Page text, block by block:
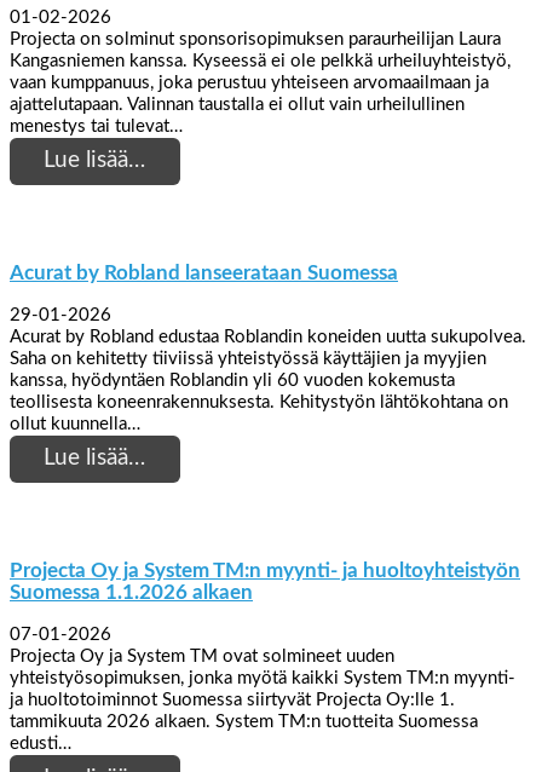
01-02-2026
Projecta on solminut sponsorisopimuksen paraurheilijan Laura
Kangasniemen kanssa. Kyseessä ei ole pelkkä urheiluyhteistyö,
vaan kumppanuus, joka perustuu yhteiseen arvomaailmaan ja
ajattelutapaan. Valinnan taustalla ei ollut vain urheilullinen
menestys tai tulevat…
Lue lisää…
Acurat by Robland lanseerataan Suomessa
29-01-2026
Acurat by Robland edustaa Roblandin koneiden uutta sukupolvea.
Saha on kehitetty tiiviissä yhteistyössä käyttäjien ja myyjien
kanssa, hyödyntäen Roblandin yli 60 vuoden kokemusta
teollisesta koneenrakennuksesta. Kehitystyön lähtökohtana on
ollut kuunnella…
Lue lisää…
Projecta Oy ja System TM:n myynti- ja huoltoyhteistyön
Suomessa 1.1.2026 alkaen
07-01-2026
Projecta Oy ja System TM ovat solmineet uuden
yhteistyösopimuksen, jonka myötä kaikki System TM:n myynti-
ja huoltotoiminnot Suomessa siirtyvät Projecta Oy:lle 1.
tammikuuta 2026 alkaen. System TM:n tuotteita Suomessa
edusti…